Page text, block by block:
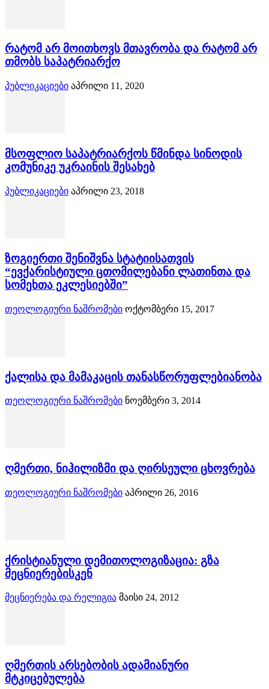
რატომ არ მოითხოვს მთავრობა და რატომ არ
თმობს საპატრიარქო
პუბლიკაციები აპრილი 11, 2020
მსოფლიო საპატრიარქოს წმინდა სინოდის
კომუნიკე უკრაინის შესახებ
პუბლიკაციები აპრილი 23, 2018
ზოგიერთი შენიშვნა სტატიისათვის
“ევქარისტიული ცთომილებანი ლათინთა და
სომეხთა ეკლესიებში”
თეოლოგიური ნაშრომები ოქტომბერი 15, 2017
ქალისა და მამაკაცის თანასწორუფლებიანობა
თეოლოგიური ნაშრომები ნოემბერი 3, 2014
ღმერთი, ნიჰილიზმი და ღირსეული ცხოვრება
თეოლოგიური ნაშრომები აპრილი 26, 2016
ქრისტიანული დემითოლოგიზაცია: გზა
მეცნიერებისკენ
მეცნიერება და რელიგია მაისი 24, 2012
ღმერთის არსებობის ადამიანური
მტკიცებულება